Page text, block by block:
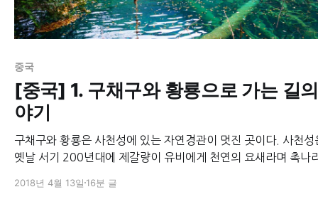
중국
[중국] 1. 구채구와 황룡으로 가는 길
야기
구채구와 황룡은 사천성에 있는 자연경관이 멋진 곳이다. 사천성
옛날 서기 200년대에 제갈량이 유비에게 천연의 요새라며 촉나
지도 천연의 요새라는 기능이 건재하다는 걸 알 수 있다. 난 시안에서
2018년 4월 13일 16분 글